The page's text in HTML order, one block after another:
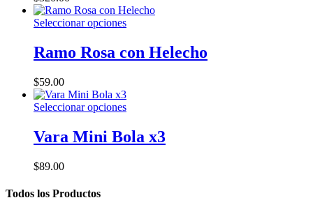
producto
Seleccionar opcionesEste
múltiples
opciones
se
elegir
en
Ramo Rosa con Helecho
$59.00
Seleccionar opcionesEste
tiene
múltiples
Vara Mini Bola x3
$89.00
Todos los Productos